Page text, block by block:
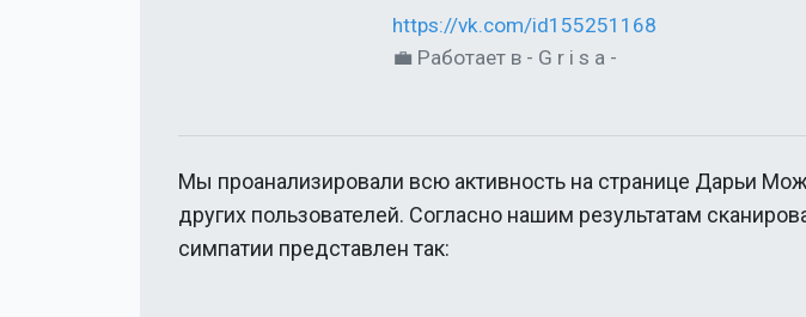
https://vk.com/id155251168
💼 Работает в - G r i s a -
Мы проанализировали всю активность на странице Дарьи
других пользователей. Согласно нашим результатам
симпатии представлен так: